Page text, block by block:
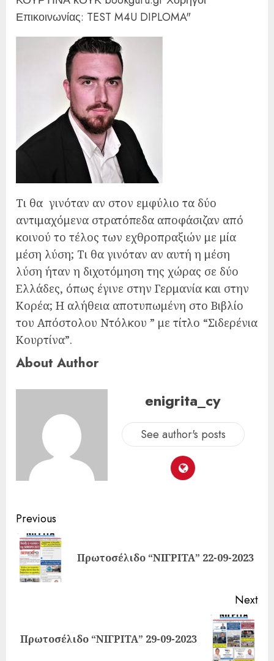
Τι θα γινόταν αν στον εμφύλιο τα δύο
αντιμαχόμενα στρατόπεδα αποφάσιζαν από
κοινού το τέλος των εχθροπραξιών με μία
μέση λύση; Τι θα γινόταν αν αυτή η μέση
λύση ήταν η διχοτόμηση της χώρας σε δύο
Ελλάδες, όπως έγινε στην Γερμανία και στην
Κορέα; Η αλήθεια αποτυπωμένη στο Βιβλίο
του Απόστολου Ντόλκου ” με τίτλο “Σιδερένια
Κουρτίνα”.
About Author
enigrita_cy
See author's posts
Previous
Πρωτοσέλιδο “ΝΙΓΡΙΤΑ” 22-09-2023
Next
Πρωτοσέλιδο “ΝΙΓΡΙΤΑ” 29-09-2023